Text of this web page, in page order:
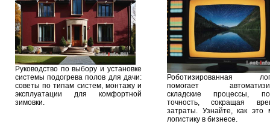
Руководство по выбору и установке
системы подогрева полов для дачи:
советы по типам систем, монтажу и
эксплуатации для комфортной
зимовки.
Роботизированная
помогает
складские процессы,
точность, сокращая
затраты. Узнайте, как это
логистику в бизнесе.